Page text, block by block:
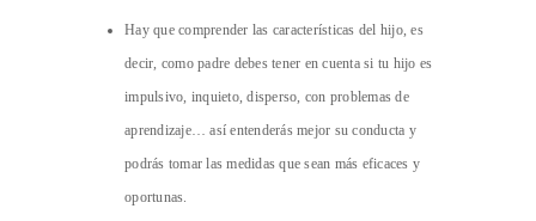
Hay que comprender las características del hijo, es
decir, como padre debes tener en cuenta si tu hijo es
impulsivo, inquieto, disperso, con problemas de
aprendizaje… así entenderás mejor su conducta y
podrás tomar las medidas que sean más eficaces y
oportunas.